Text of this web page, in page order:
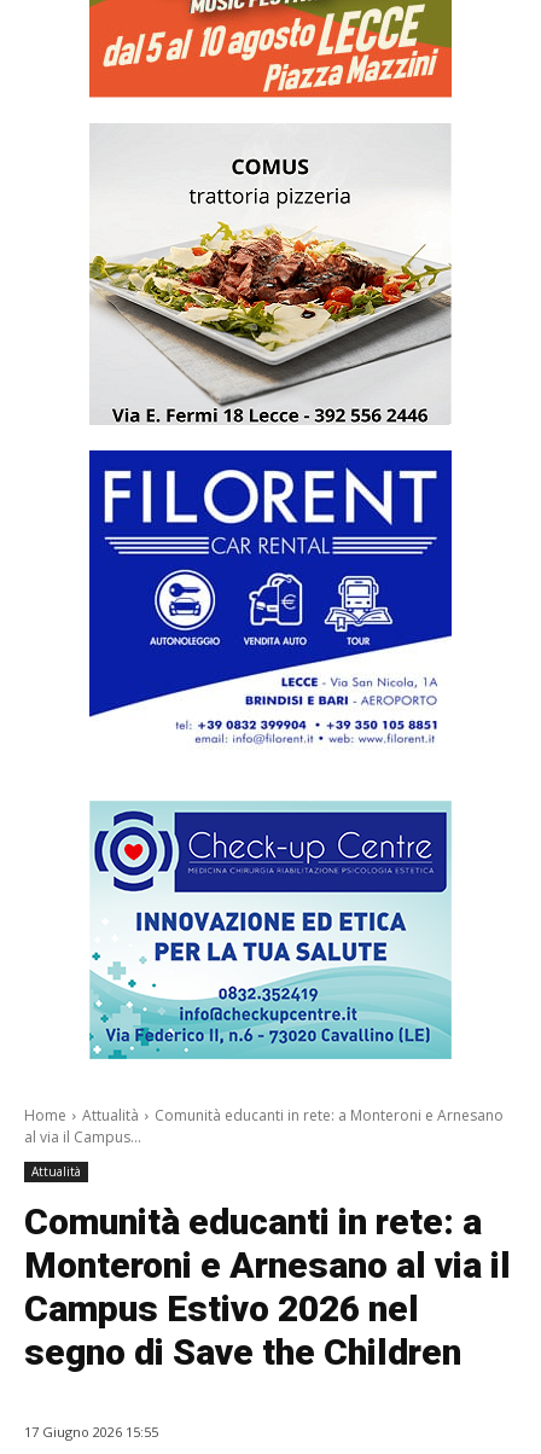
Home Attualità
Comunità educanti in rete: a Monteroni e Arnesano
al via il Campus...
Attualità
Comunità educanti in rete: a
Monteroni e Arnesano al via il
Campus Estivo 2026 nel
segno di Save the Children
17 Giugno 2026 15:55